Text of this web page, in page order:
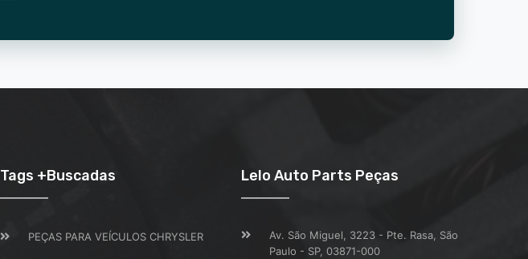
Tags +Buscadas
PEÇAS PARA VEÍCULOS CHRYSLER
Lelo Auto Parts Peças
Av. São Miguel, 3223 - Pte. Rasa, São
Paulo - SP, 03871-000